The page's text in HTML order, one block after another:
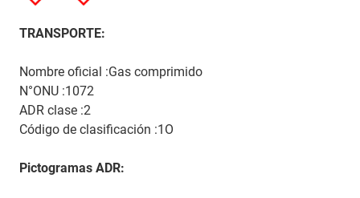
TRANSPORTE:
Nombre oficial :Gas comprimido
N°ONU :1072
ADR clase :2
Código de clasificación :1O
Pictogramas ADR: